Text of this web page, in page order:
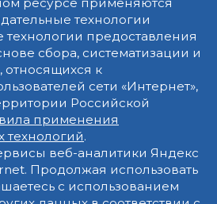
ресурсе применяются
технологии
предоставления
сбора, систематизации и
относящихся к
сети «Интернет»,
Российской
применения
технологий.
веб-аналитики Яндекс
Продолжая использовать
с использованием